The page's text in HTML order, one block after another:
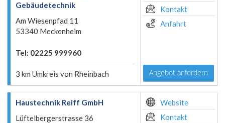
Gebäudetechnik
Am Wiesenpfad 11
53340 Meckenheim
Tel: 02225 999960
3 km Umkreis von Rheinbach
Kontakt
Anfahrt
Angebot anfordern
Haustechnik Reiff GmbH
Lüftelbergerstrasse 36
Website
Kontakt